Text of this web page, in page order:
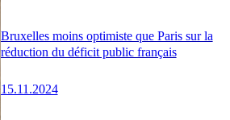
Bruxelles moins optimiste que Paris sur la
réduction du déficit public français
15.11.2024